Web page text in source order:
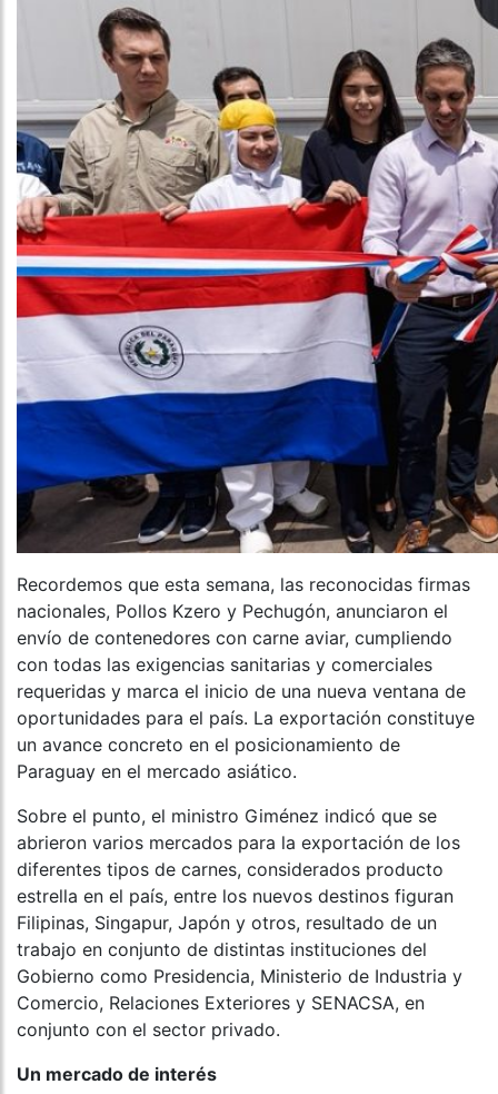
Recordemos que esta semana, las reconocidas firmas
nacionales, Pollos Kzero y Pechugón, anunciaron el
envío de contenedores con carne aviar, cumpliendo
con todas las exigencias sanitarias y comerciales
requeridas y marca el inicio de una nueva ventana de
oportunidades para el país. La exportación constituye
un avance concreto en el posicionamiento de
Paraguay en el mercado asiático.
Sobre el punto, el ministro Giménez indicó que se
abrieron varios mercados para la exportación de los
diferentes tipos de carnes, considerados producto
estrella en el país, entre los nuevos destinos figuran
Filipinas, Singapur, Japón y otros, resultado de un
trabajo en conjunto de distintas instituciones del
Gobierno como Presidencia, Ministerio de Industria y
Comercio, Relaciones Exteriores y SENACSA, en
conjunto con el sector privado.
Un mercado de interés